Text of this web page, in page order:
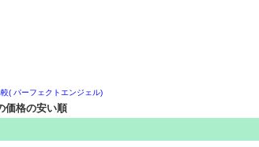
( パーフェクトエンジェル)
価格の安い順